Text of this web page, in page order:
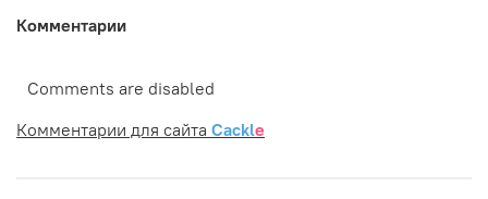
Комментарии
Comments are disabled
Комментарии для сайта Cackle